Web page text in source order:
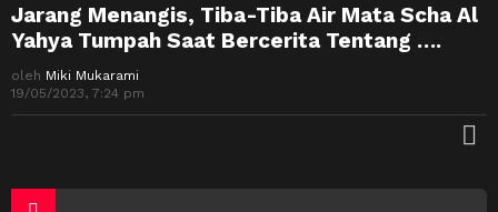
Jarang Menangis, Tiba-Tiba Air Mata Scha Al
Yahya Tumpah Saat Bercerita Tentang ….
oleh Miki Mukarami
19/05/2023, 7:24 pm